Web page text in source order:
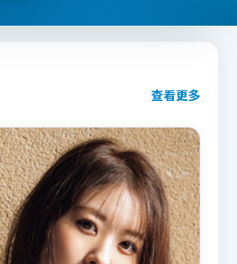
查看更多